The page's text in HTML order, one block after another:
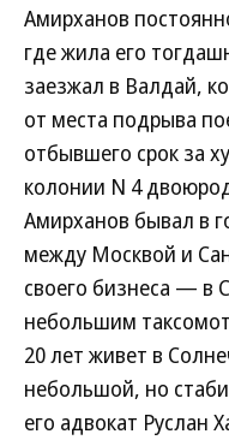
Амирханов
где жила его
заезжал в Валдай,
от места подрыва
отбывшего срок за
колонии N 4
Амирханов бывал в
между Москвой и
своего бизнеса — в
небольшим
20 лет живет в
небольшой, но
его адвокат Руслан